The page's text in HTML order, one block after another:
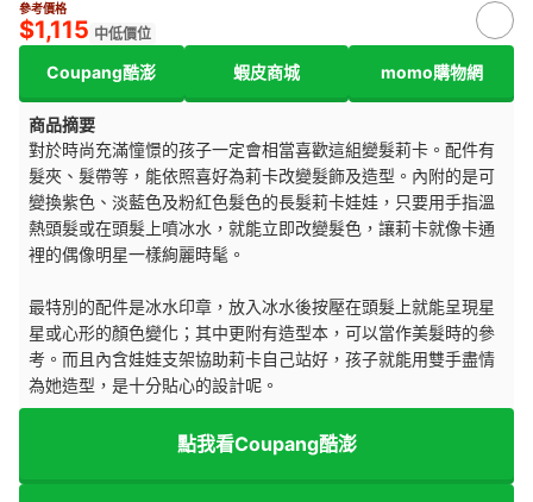
參考價格
$1,115 中低價位
Coupang酷澎 蝦皮商城 momo購物網
商品摘要
對於時尚充滿憧憬的孩子一定會相當喜歡這組變髮莉卡。配件有
髮夾、髮帶等，能依照喜好為莉卡改變髮飾及造型。內附的是可
變換紫色、淡藍色及粉紅色髮色的長髮莉卡娃娃，只要用手指溫
熱頭髮或在頭髮上噴冰水，就能立即改變髮色，讓莉卡就像卡通
裡的偶像明星一樣絢麗時髦。
最特別的配件是冰水印章，放入冰水後按壓在頭髮上就能呈現星
星或心形的顏色變化；其中更附有造型本，可以當作美髮時的參
考。而且內含娃娃支架協助莉卡自己站好，孩子就能用雙手盡情
為她造型，是十分貼心的設計呢。
點我看Coupang酷澎